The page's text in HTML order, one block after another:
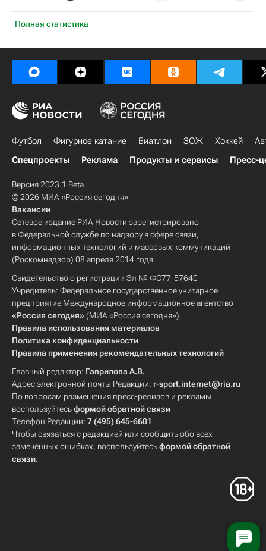
Полная статистика
Футбол Фигурное катание Биатлон ЗОЖ Хоккей
Спецпроекты
Реклама Продукты и сервисы Пресс-
Версия 2023.1 Beta
© 2026 МИА «Россия сегодня»
Вакансии
Сетевое издание РИА Новости зарегистрировано
в Федеральной службе по надзору в сфере связи,
информационных технологий и массовых коммуникаций
(Роскомнадзор) 08 апреля 2014 года.
Свидетельство о регистрации Эл № ФС77-57640
Учредитель: Федеральное государственное унитарное
предприятие Международное информационное агентство
«Россия сегодня» (МИА «Россия сегодня»).
Правила использования материалов
Политика конфиденциальности
Правила применения рекомендательных технологий
Главный редактор: Гаврилова А.В.
Адрес электронной почты Редакции: r-sport.internet@ria.ru
По вопросам размещения пресс-релизов и рекламы
воспользуйтесьформой обратной связи
Телефон Редакции: 7 (495) 645-6601
Чтобы связаться с редакцией или сообщить обо всех
замеченных ошибках, воспользуйтесьформой обратной
связи.